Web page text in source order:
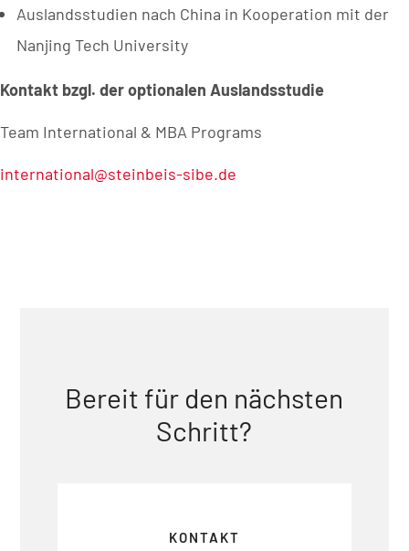
Auslandsstudien nach China in Kooperation mit der
Nanjing Tech University
Kontakt bzgl. der optionalen Auslandsstudie
Team International & MBA Programs
international@steinbeis-sibe.de
Bereit für den nächsten
Schritt?
KONTAKT